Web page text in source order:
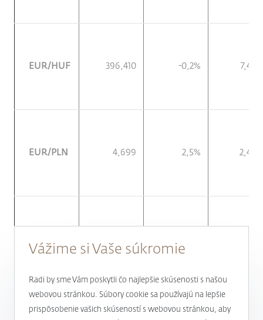
EUR/HUF 396,410 -0,2% 7,4%
EUR/PLN 4,699 2,5% 2,4%
Vážime si Vaše súkromie
Radi by sme Vám poskytli čo najlepšie skúsenosti s našou
webovou stránkou. Súbory cookie sa používajú na lepšie
prispôsobenie vašich skúseností s webovou stránkou, aby